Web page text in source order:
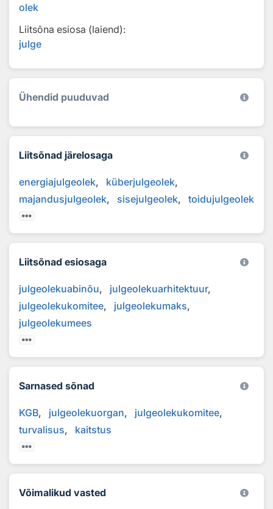
olek
Liitsõna esiosa (laiend):
julge
Ühendid puuduvad
Liitsõnad järelosaga
energiajulgeolek
küberjulgeolek
majandusjulgeolek
sisejulgeolek toidujulgeolek
Liitsõnad esiosaga
julgeolekuabinõu
julgeolekuarhitektuur
julgeolekukomitee
julgeolekumaks
julgeolekumees
Sarnased sõnad
KGB julgeolekuorgan
julgeolekukomitee
turvalisus
kaitstus
Võimalikud vasted